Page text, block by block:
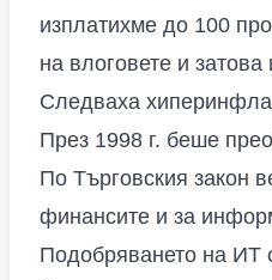
изплатихме до 100
на влоговете и
Следваха
През 1998 г. беше
По Търговския закон
финансите и за
Подобряването на ИТ